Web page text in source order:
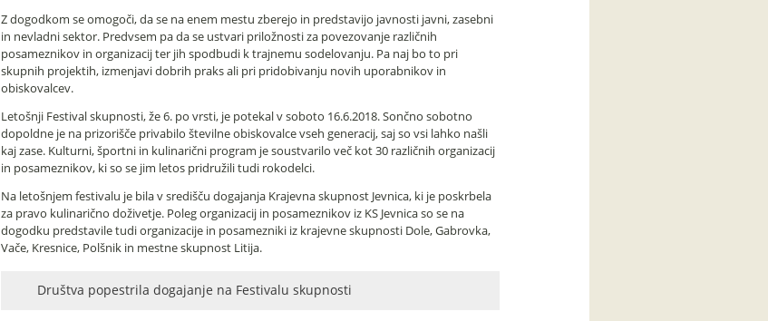
Z dogodkom se omogoči, da se na enem mestu zberejo in predstavijo javnosti javni, zasebni
in nevladni sektor. Predvsem pa da se ustvari priložnosti za povezovanje različnih
posameznikov in organizacij ter jih spodbudi k trajnemu sodelovanju. Pa naj bo to pri
skupnih projektih, izmenjavi dobrih praks ali pri pridobivanju novih uporabnikov in
obiskovalcev.
Letošnji Festival skupnosti, že 6. po vrsti, je potekal v soboto 16.6.2018. Sončno sobotno
dopoldne je na prizorišče privabilo številne obiskovalce vseh generacij, saj so vsi lahko našli
kaj zase. Kulturni, športni in kulinarični program je soustvarilo več kot 30 različnih organizacij
in posameznikov, ki so se jim letos pridružili tudi rokodelci.
Na letošnjem festivalu je bila v središču dogajanja Krajevna skupnost Jevnica, ki je poskrbela
za pravo kulinarično doživetje. Poleg organizacij in posameznikov iz KS Jevnica so se na
dogodku predstavile tudi organizacije in posamezniki iz krajevne skupnosti Dole, Gabrovka,
Vače, Kresnice, Polšnik in mestne skupnost Litija.
Društva popestrila dogajanje na Festivalu skupnosti